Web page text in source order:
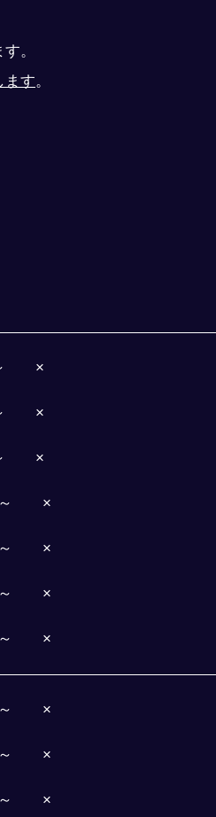
。
ます。
　　×
　　×
　　×
　　×
　　×
　　×
　　×
　　×
　　×
　　×